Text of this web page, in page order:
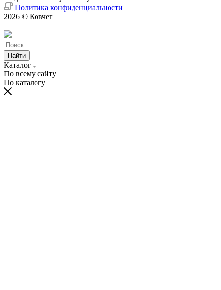
Политика конфиденциальности
2026 © Ковчег
Найти
Каталог
По всему сайту
По каталогу